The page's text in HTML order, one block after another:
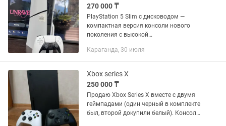
270 000 ₸
PlayStation 5 Slim с дисководом —
компактная версия консоли нового
поколения с высокой
SSD и поддержкой игр в разрешении до
моментальными...
Караганда, 30 июля
Xbox series X
250 000 ₸
Продаю Xbox Series X вместе с двумя
геймпадами (один черный в комплекте
был, второй докупили белый). Консоль